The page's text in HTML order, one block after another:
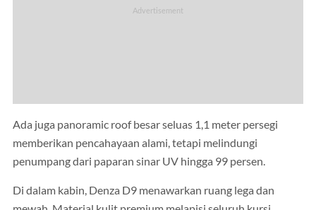
Ada juga panoramic roof besar seluas 1,1 meter persegi
memberikan pencahayaan alami, tetapi melindungi
penumpang dari paparan sinar UV hingga 99 persen.
Di dalam kabin, Denza D9 menawarkan ruang lega dan